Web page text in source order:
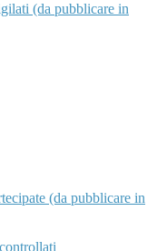
(da pubblicare in
(da pubblicare in